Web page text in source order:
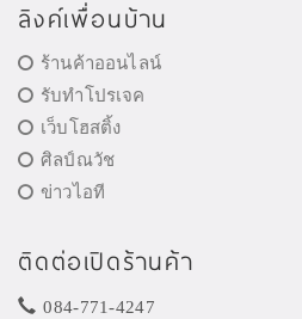
ลิงค์เพื่อนบ้าน
ร้านค้าออนไลน์
รับทำโปรเจค
เว็บโฮสติ้ง
ศิลป์ณวัช
ข่าวไอที
ติดต่อเปิดร้านค้า
084-771-4247